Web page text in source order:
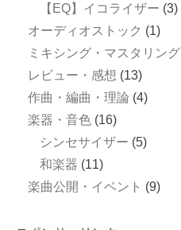
【EQ】イコライザー (3)
オーディオストック (1)
ミキシング・マスタリング
レビュー・感想 (13)
作曲・編曲・理論 (4)
楽器・音色 (16)
シンセサイザー (5)
和楽器 (11)
楽曲公開・イベント (9)